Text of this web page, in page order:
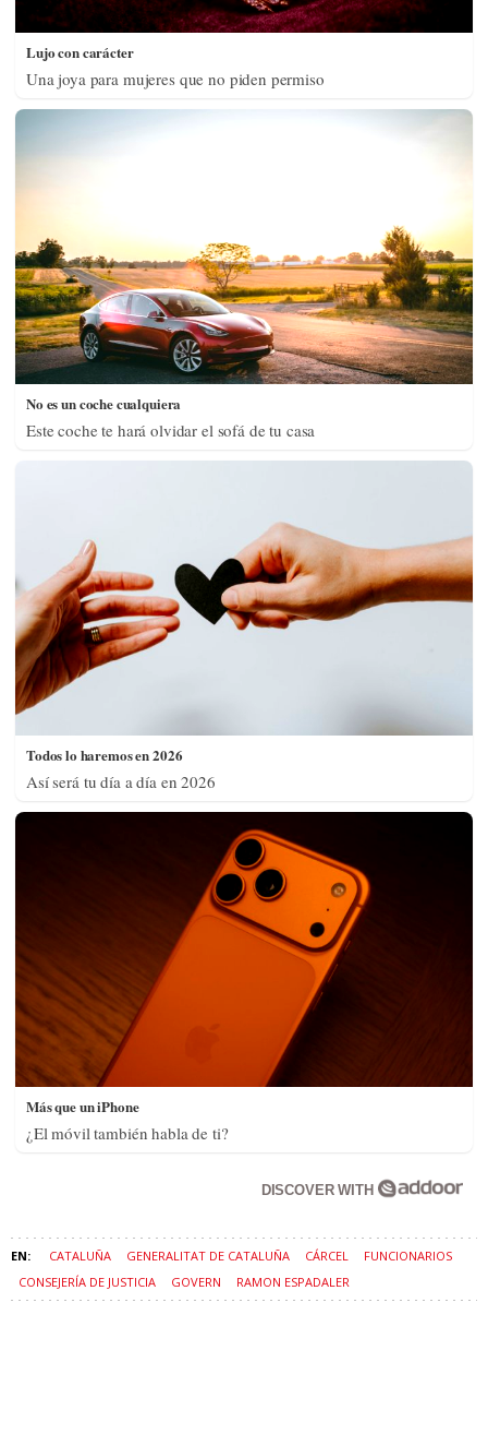
CATALUÑA GENERALITAT DE CATALUÑA CÁRCEL
FUNCIONARIOS
CONSEJERÍA DE JUSTICIA
GOVERN RAMON ESPADALER